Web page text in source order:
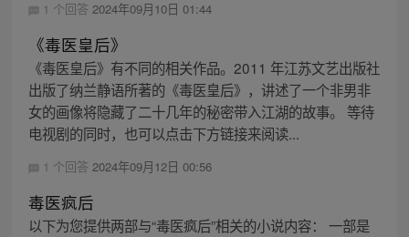
1 个回答 2024年09月10日 01:44
《毒医皇后》
《毒医皇后》有不同的相关作品。2011 年江苏文艺出版社
出版了纳兰静语所著的《毒医皇后》，讲述了一个非男非
女的画像将隐藏了二十几年的秘密带入江湖的故事。 等待
电视剧的同时，也可以点击下方链接来阅读...
1 个回答 2024年09月12日 00:56
毒医疯后
以下为您提供两部与“毒医疯后”相关的小说内容： 一部是